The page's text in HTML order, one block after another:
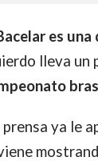
es una
lleva un
prensa ya le